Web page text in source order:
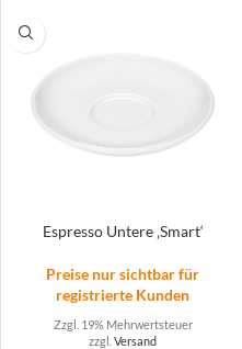
Espresso Untere ‚Smart‘
Preise nur sichtbar für
registrierte Kunden
Zzgl. 19% Mehrwertsteuer
zzgl.Versand